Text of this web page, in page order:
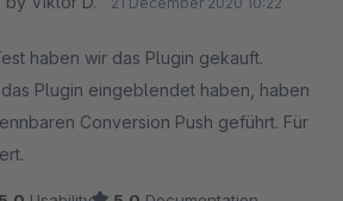
haben wir das Plugin gekauft.
Plugin eingeblendet haben, haben
Conversion Push geführt. Für